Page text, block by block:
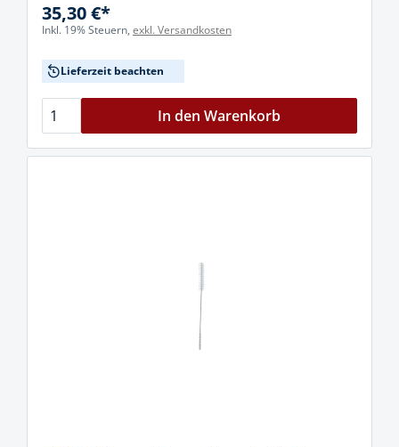
35,30 €*
Inkl. 19% Steuern, exkl. Versandkosten
Lieferzeit beachten
In den Warenkorb